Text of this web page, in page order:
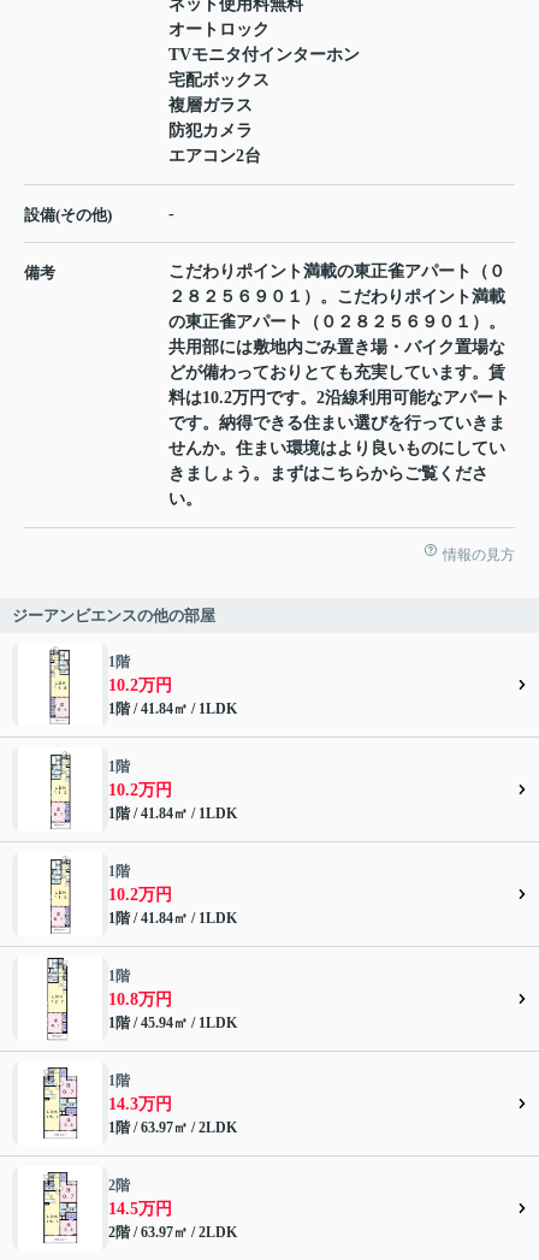
ネット使用料無料
オートロック
TVモニタ付インターホン
宅配ボックス
複層ガラス
防犯カメラ
エアコン2台
設備(その他) -
備考
こだわりポイント満載の東正雀アパート（０
２８２５６９０１）。こだわりポイント満載
の東正雀アパート（０２８２５６９０１）。
共用部には敷地内ごみ置き場・バイク置場な
どが備わっておりとても充実しています。賃
料は10.2万円です。2沿線利用可能なアパート
です。納得できる住まい選びを行っていきま
せんか。住まい環境はより良いものにしてい
きましょう。まずはこちらからご覧くださ
い。
情報の見方
ジーアンビエンスの他の部屋
1階
10.2万円
1階 / 41.84㎡ / 1LDK
1階
10.2万円
1階 / 41.84㎡ / 1LDK
1階
10.2万円
1階 / 41.84㎡ / 1LDK
1階
10.8万円
1階 / 45.94㎡ / 1LDK
1階
14.3万円
1階 / 63.97㎡ / 2LDK
2階
14.5万円
2階 / 63.97㎡ / 2LDK